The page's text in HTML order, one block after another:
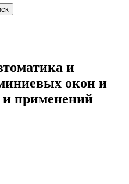
и
окон и
и применений